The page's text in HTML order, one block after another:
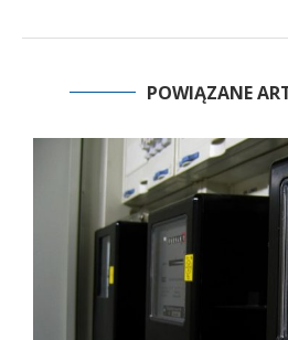
POWIĄZANE